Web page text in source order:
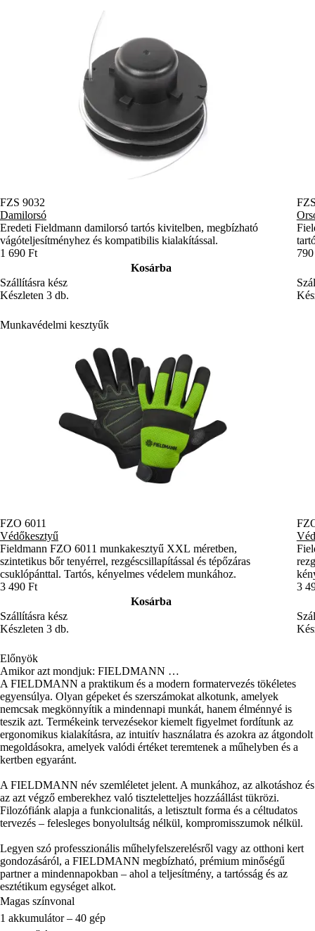
FZS 9032
Damilorsó
Eredeti Fieldmann damilorsó tartós kivitelben, megbízható
vágóteljesítményhez és kompatibilis kialakítással.
1 690 Ft
Kosárba
Szállításra kész
Készleten 3 db.
Munkavédelmi kesztyűk
FZO 6011
Védőkesztyű
Fieldmann FZO 6011 munkakesztyű XXL méretben,
szintetikus bőr tenyérrel, rezgéscsillapítással és tépőzáras
csuklópánttal. Tartós, kényelmes védelem munkához.
3 490 Ft
Kosárba
Szállításra kész
Készleten 3 db.
3
Előnyök
Amikor azt mondjuk: FIELDMANN …
A FIELDMANN a praktikum és a modern formatervezés tökéletes
egyensúlya. Olyan gépeket és szerszámokat alkotunk, amelyek
nemcsak megkönnyítik a mindennapi munkát, hanem élménnyé is
teszik azt. Termékeink tervezésekor kiemelt figyelmet fordítunk az
ergonomikus kialakításra, az intuitív használatra és azokra az átgondolt
megoldásokra, amelyek valódi értéket teremtenek a műhelyben és a
kertben egyaránt.
A FIELDMANN név szemléletet jelent. A munkához, az alkotáshoz és
az azt végző emberekhez való tiszteletteljes hozzáállást tükrözi.
Filozófiánk alapja a funkcionalitás, a letisztult forma és a céltudatos
tervezés – felesleges bonyolultság nélkül, kompromisszumok nélkül.
Legyen szó professzionális műhelyfelszerelésről vagy az otthoni kert
gondozásáról, a FIELDMANN megbízható, prémium minőségű
partner a mindennapokban – ahol a teljesítmény, a tartósság és az
esztétikum egységet alkot.
Magas színvonal
1 akkumulátor – 40 gép